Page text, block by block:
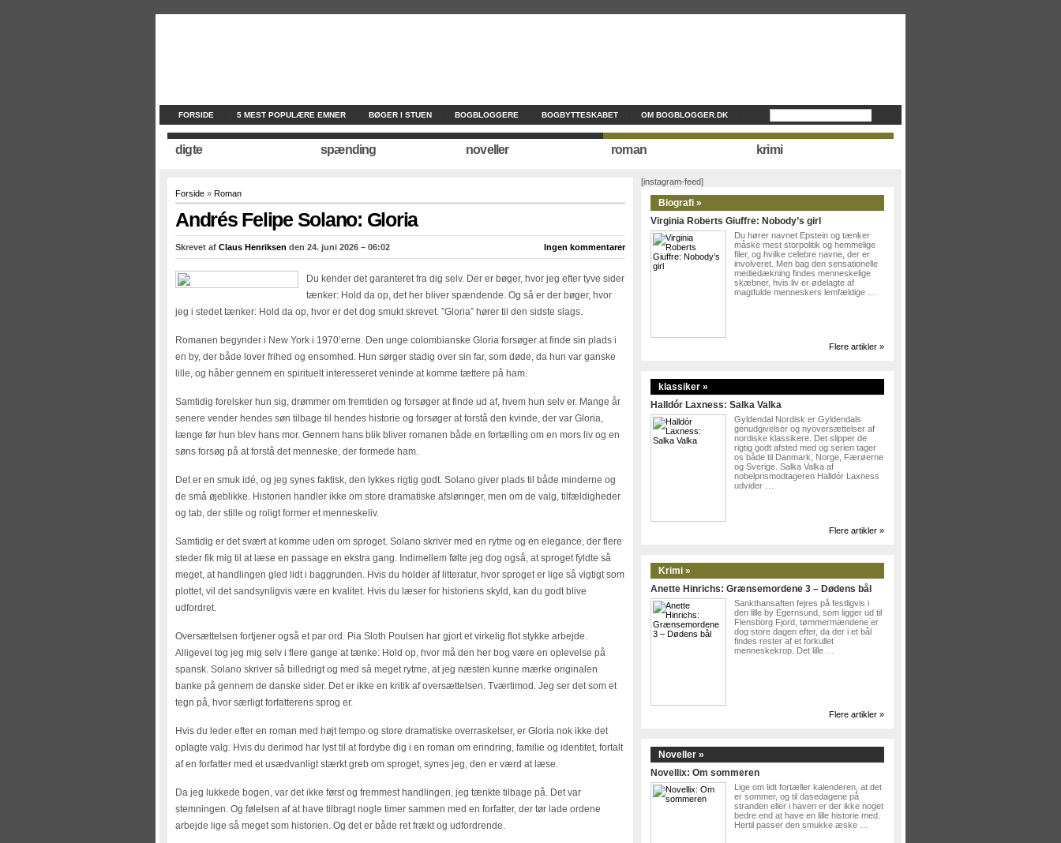
FORSIDE 5 MEST POPULÆRE EMNER BØGER I STUEN BOGBLOGGERE BOGBYTTESKABET OM BOGBLOGGER.DK
digte spænding noveller roman krimi
Forside » Roman
Andrés Felipe Solano: Gloria
Skrevet af Claus Henriksen den 24. juni 2026 – 06:02 Ingen kommentarer
Du kender det garanteret fra dig selv. Der er bøger, hvor jeg efter tyve sider
tænker: Hold da op, det her bliver spændende. Og så er der bøger, hvor
jeg i stedet tænker: Hold da op, hvor er det dog smukt skrevet. ”Gloria” hører til den sidste slags.
Romanen begynder i New York i 1970’erne. Den unge colombianske Gloria forsøger at finde sin plads i
en by, der både lover frihed og ensomhed. Hun sørger stadig over sin far, som døde, da hun var ganske
lille, og håber gennem en spirituelt interesseret veninde at komme tættere på ham.
Samtidig forelsker hun sig, drømmer om fremtiden og forsøger at finde ud af, hvem hun selv er. Mange år
senere vender hendes søn tilbage til hendes historie og forsøger at forstå den kvinde, der var Gloria,
længe før hun blev hans mor. Gennem hans blik bliver romanen både en fortælling om en mors liv og en
søns forsøg på at forstå det menneske, der formede ham.
Det er en smuk idé, og jeg synes faktisk, den lykkes rigtig godt. Solano giver plads til både minderne og
de små øjeblikke. Historien handler ikke om store dramatiske afsløringer, men om de valg, tilfældigheder
og tab, der stille og roligt former et menneskeliv.
Samtidig er det svært at komme uden om sproget. Solano skriver med en rytme og en elegance, der flere
steder fik mig til at læse en passage en ekstra gang. Indimellem følte jeg dog også, at sproget fyldte så
meget, at handlingen gled lidt i baggrunden. Hvis du holder af litteratur, hvor sproget er lige så vigtigt som
plottet, vil det sandsynligvis være en kvalitet. Hvis du læser for historiens skyld, kan du godt blive
udfordret.
Oversættelsen fortjener også et par ord. Pia Sloth Poulsen har gjort et virkelig flot stykke arbejde.
Alligevel tog jeg mig selv i flere gange at tænke: Hold op, hvor må den her bog være en oplevelse på
spansk. Solano skriver så billedrigt og med så meget rytme, at jeg næsten kunne mærke originalen
banke på gennem de danske sider. Det er ikke en kritik af oversættelsen. Tværtimod. Jeg ser det som et
tegn på, hvor særligt forfatterens sprog er.
Hvis du leder efter en roman med højt tempo og store dramatiske overraskelser, er Gloria nok ikke det
oplagte valg. Hvis du derimod har lyst til at fordybe dig i en roman om erindring, familie og identitet, fortalt
af en forfatter med et usædvanligt stærkt greb om sproget, synes jeg, den er værd at læse.
Da jeg lukkede bogen, var det ikke først og fremmest handlingen, jeg tænkte tilbage på. Det var
stemningen. Og følelsen af at have tilbragt nogle timer sammen med en forfatter, der tør lade ordene
arbejde lige så meget som historien. Og det er både ret frækt og udfordrende.
[instagram-feed]
Biografi »
Virginia Roberts Giuffre: Nobody’s girl
Du hører navnet Epstein og tænker
måske mest storpolitik og hemmelige
filer, og hvilke celebre navne, der er
involveret. Men bag den sensationelle
mediedækning findes menneskelige
skæbner, hvis liv er ødelagte af
magtfulde menneskers lemfældige …
Flere artikler »
klassiker »
Halldór Laxness: Salka Valka
Gyldendal Nordisk er Gyldendals
genudgivelser og nyoversættelser af
nordiske klassikere. Det slipper de
rigtig godt afsted med og serien tager
os både til Danmark, Norge, Færøerne
og Sverige. Salka Valka af
nobelprismodtageren Halldór Laxness
udvider …
Flere artikler »
Krimi »
Anette Hinrichs: Grænsemordene 3 – Dødens bål
Sankthansaften fejres på festligvis i
den lille by Egernsund, som ligger ud til
Flensborg Fjord, tømmermændene er
dog store dagen efter, da der i et bål
findes rester af et forkullet
menneskekrop. Det lille …
Flere artikler »
Noveller »
Novellix: Om sommeren
Lige om lidt fortæller kalenderen, at det
er sommer, og til dasedagene på
stranden eller i haven er der ikke noget
bedre end at have en lille historie med.
Hertil passer den smukke æske …